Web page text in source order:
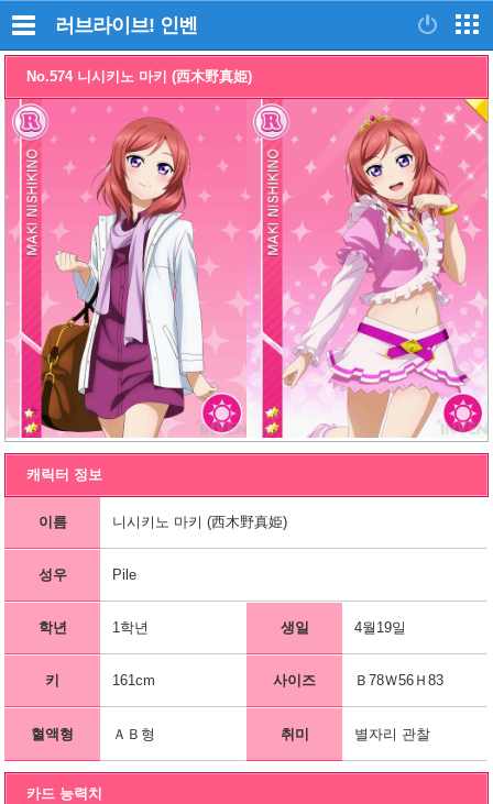
러브라이브! 인벤
No.574 니시키노 마키 (西木野真姫)
캐릭터 정보
이름 니시키노 마키 (西木野真姫)
성우 Pile
학년 1학년 생일 4월19일
키 161cm 사이즈 Ｂ78Ｗ56Ｈ83
혈액형 ＡＢ형 취미 별자리 관찰
카드 능력치